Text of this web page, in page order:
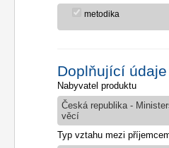
metodika
Doplňující údaje
Nabyvatel produktu
Česká republika -
věcí
Typ vztahu mezi